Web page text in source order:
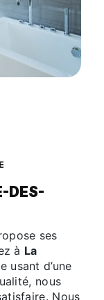
DES-
ses
à La
usant d’une
nous
Nous